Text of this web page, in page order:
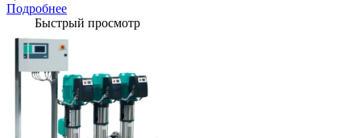
Подробнее
Быстрый просмотр